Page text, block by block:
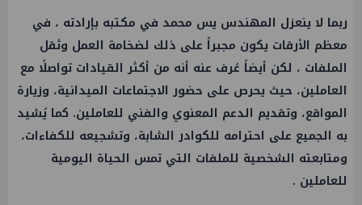
ربما لا ينعزل المهندس يس محمد في مكتبه بإرادته ، في
معظم الأرقات يكون مجبراً على ذلك لضخامة العمل وثقل
الملفات ، لكن أيضاً عُرف عنه أنه من أكثر القيادات تواصلًا مع
العاملين، حيث يحرص على حضور الاجتماعات الميدانية، وزيارة
المواقع، وتقديم الدعم المعنوي والفني للعاملين. كما يُشيد
به الجميع على احترامه للكوادر الشابة، وتشجيعه للكفاءات،
ومتابعته الشخصية للملفات التي تمس الحياة اليومية
للعاملين .